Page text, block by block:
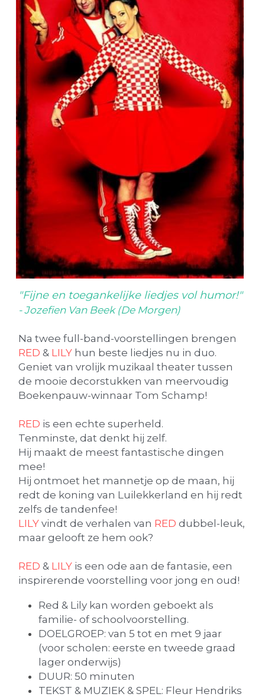
Boer!
De ReisRus
Welkom Sinterklaas!
"Fijne en toegankelijke liedjes vol humor!"
- Jozefien Van Beek (De Morgen)
RED & LILY hun beste liedjes nu in duo.
Geniet van vrolijk muzikaal theater tussen
de mooie decorstukken van meervoudig
Boekenpauw-winnaar Tom Schamp!
RED is een echte superheld.
Tenminste, dat denkt hij zelf.
Hij maakt de meest fantastische dingen
mee!
Hij ontmoet het mannetje op de maan, hij
redt de koning van Luilekkerland en hij redt
zelfs de tandenfee!
LILY vindt de verhalen van RED dubbel-leuk,
maar gelooft ze hem ook?
RED & LILY is een ode aan de fantasie, een
inspirerende voorstelling voor jong en oud!
Red & Lily kan worden geboekt als
familie- of schoolvoorstelling.
DOELGROEP: van 5 tot en met 9 jaar
(voor scholen: eerste en tweede graad
lager onderwijs)
DUUR: 50 minuten
TEKST & MUZIEK & SPEL: Fleur Hendriks